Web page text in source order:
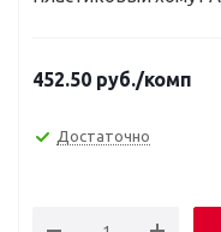
452.50 руб./комп
Достаточно